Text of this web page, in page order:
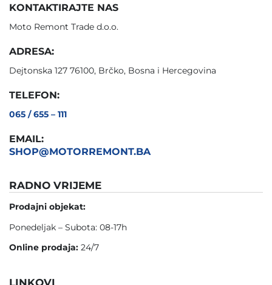
KONTAKTIRAJTE NAS
Moto Remont Trade d.o.o.
ADRESA:
Dejtonska 127 76100, Brčko, Bosna i Hercegovina
TELEFON:
065 / 655 – 111
EMAIL:
SHOP@MOTORREMONT.BA
RADNO VRIJEME
Prodajni objekat:
Ponedeljak – Subota: 08-17h
Online prodaja: 24/7
LINKOVI